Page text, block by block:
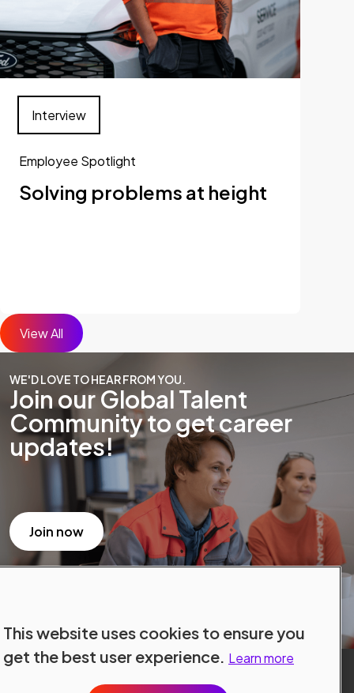
Employee Spotlight
Solving problems at height
Interview
View All
WE'D LOVE TO HEAR FROM YOU.
Join our Global Talent
Community to get career
updates!
Join now
This website uses cookies to ensure you
get the best user experience. Learn more